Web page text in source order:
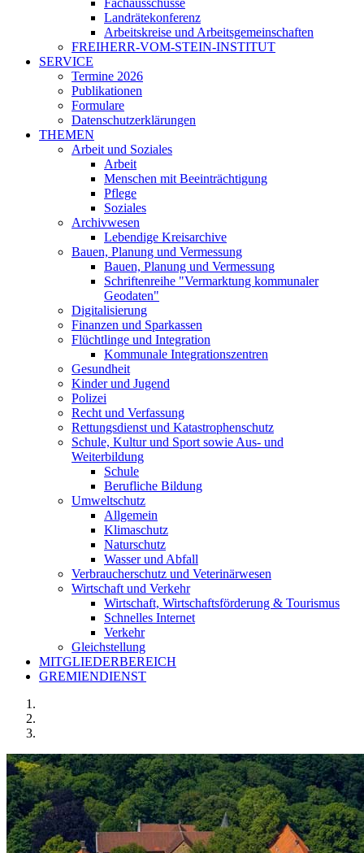
Fachausschüsse
Landrätekonferenz
Arbeitskreise und Arbeitsgemeinschaften
FREIHERR-VOM-STEIN-INSTITUT
SERVICE
Termine 2026
Publikationen
Formulare
Datenschutzerklärungen
THEMEN
Arbeit und Soziales
Arbeit
Menschen mit Beeinträchtigung
Pflege
Soziales
Archivwesen
Lebendige Kreisarchive
Bauen, Planung und Vermessung
Bauen, Planung und Vermessung
Schriftenreihe "Vermarktung kommunaler
Geodaten"
Digitalisierung
Finanzen und Sparkassen
Flüchtlinge und Integration
Kommunale Integrationszentren
Gesundheit
Kinder und Jugend
Polizei
Recht und Verfassung
Rettungsdienst und Katastrophenschutz
Schule, Kultur und Sport sowie Aus- und
Weiterbildung
Schule
Berufliche Bildung
Umweltschutz
Allgemein
Klimaschutz
Naturschutz
Wasser und Abfall
Verbraucherschutz und Veterinärwesen
Wirtschaft und Verkehr
Wirtschaft, Wirtschaftsförderung & Tourismus
Schnelles Internet
Verkehr
Gleichstellung
MITGLIEDERBEREICH
GREMIENDIENST